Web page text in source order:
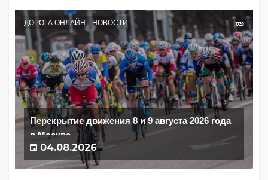
ДОРОГА ОНЛАЙН НОВОСТИ
Перекрытие движения 8 и 9 августа 2026 года
в Москве
04.08.2026